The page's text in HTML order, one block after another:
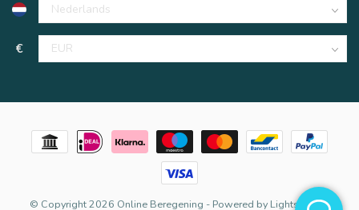
€
© Copyright 2026 Online Beregening - Powered by Lightspeed-